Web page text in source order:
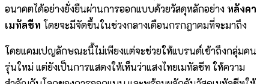
อนาคตได้อย่างยั่งยืนผ่านการออกแบบด้วยวัสดุหลักอย่าง หลังคา
เมทัลชีท โดยจะมีจัดขึ้นในช่วงกลางเดือนกรกฎาคมที่จะมาถึง
โดยแคมเปญลักษณะนี้ไม่เพียงแต่จะช่วยให้แบรนด์เข้าถึงกลุ่มคน
รุ่นใหม่ แต่ยังเป็นการแสดงให้เห็นว่าแสงไทยเมทัลชีท ให้ความ